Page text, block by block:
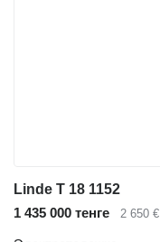
Linde T 18 1152
1 435 000 тенге
2 650 €